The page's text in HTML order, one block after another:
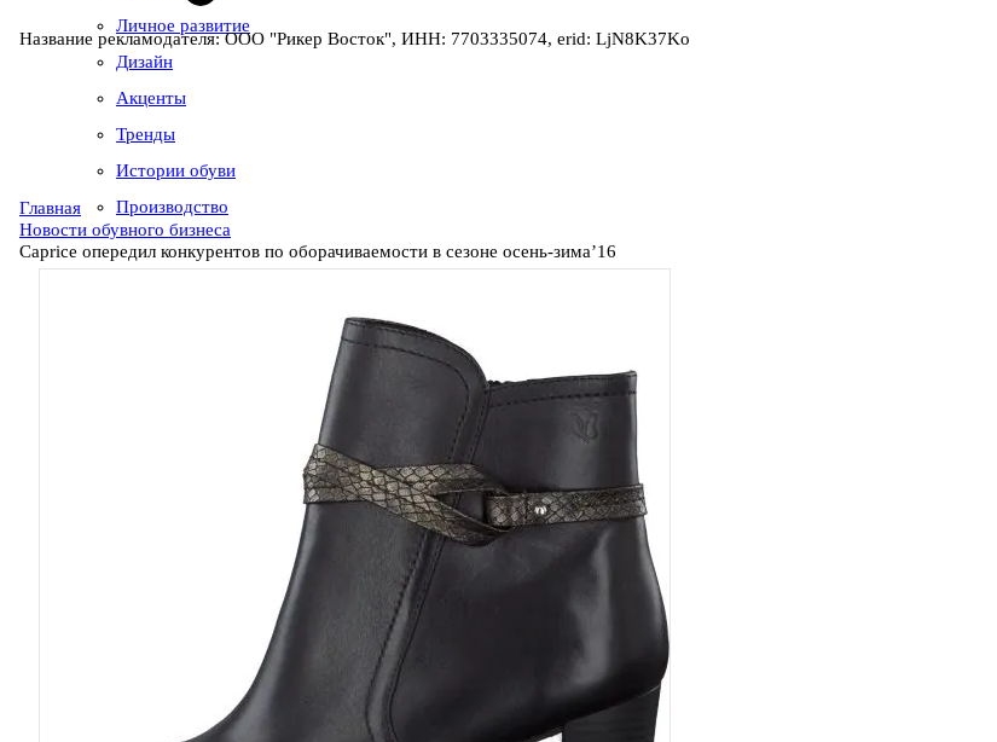
Личное развитие
Дизайн
Акценты
Тренды
Истории обуви
Производство
Название рекламодателя: ООО "Рикер Восток", ИНН: 7703335074, erid: LjN8K37Ko
Главная
Новости обувного бизнеса
Caprice опередил конкурентов по оборачиваемости в сезоне осень-зима’16